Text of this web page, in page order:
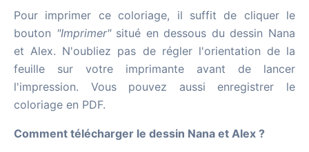
Pour imprimer ce coloriage, il suffit de cliquer le
bouton "Imprimer"situé en dessous du dessin Nana
et Alex. N'oubliez pas de régler l'orientation de la
feuille sur votre imprimante avant de lancer
l'impression. Vous pouvez aussi enregistrer le
coloriage en PDF.
Comment télécharger le dessin Nana et Alex ?